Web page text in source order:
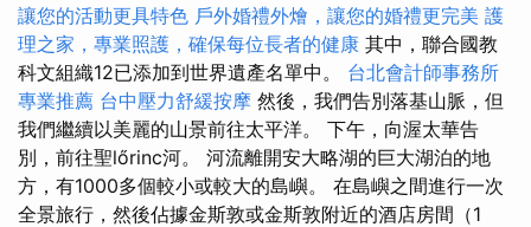
讓您的活動更具特色 戶外婚禮外燴，讓您的婚禮更完美 護
理之家，專業照護，確保每位長者的健康 其中，聯合國教
科文組織12已添加到世界遺產名單中。 台北會計師事務所
專業推薦 台中壓力舒緩按摩 然後，我們告別落基山脈，但
我們繼續以美麗的山景前往太平洋。 下午，向渥太華告
別，前往聖lőrinc河。 河流離開安大略湖的巨大湖泊的地
方，有1000多個較小或較大的島嶼。 在島嶼之間進行一次
全景旅行，然後佔據金斯敦或金斯敦附近的酒店房間（1